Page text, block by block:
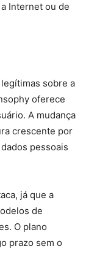
Internet ou de
sobre a
oferece
A mudança
crescente por
pessoais
já que a
de
O plano
prazo sem o